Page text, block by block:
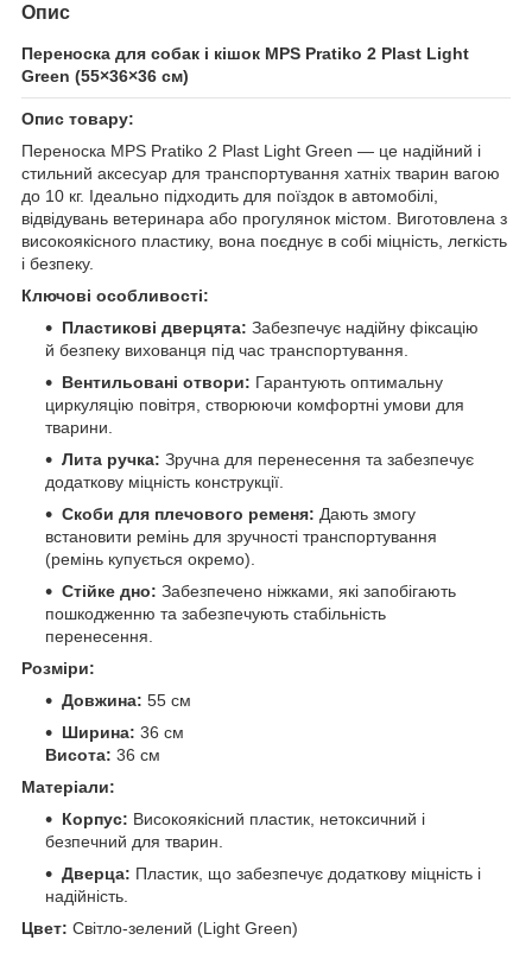
Опис
Переноска для собак і кішок MPS Pratiko 2 Plast Light
Green (55×36×36 см)
Опис товару:
Переноска MPS Pratiko 2 Plast Light Green — це надійний і
стильний аксесуар для транспортування хатніх тварин вагою
до 10 кг. Ідеально підходить для поїздок в автомобілі,
відвідувань ветеринара або прогулянок містом. Виготовлена з
високоякісного пластику, вона поєднує в собі міцність, легкість
і безпеку.
Ключові особливості:
Пластикові дверцята: Забезпечує надійну фіксацію
й безпеку вихованця під час транспортування.
Вентильовані отвори: Гарантують оптимальну
циркуляцію повітря, створюючи комфортні умови для
тварини.
Лита ручка: Зручна для перенесення та забезпечує
додаткову міцність конструкції.
Скоби для плечового ременя: Дають змогу
встановити ремінь для зручності транспортування
(ремінь купується окремо).
Стійке дно: Забезпечено ніжками, які запобігають
пошкодженню та забезпечують стабільність
перенесення.
Розміри:
Довжина: 55 см
Ширина: 36 см
Висота: 36 см
Матеріали:
Корпус: Високоякісний пластик, нетоксичний і
безпечний для тварин.
Дверца: Пластик, що забезпечує додаткову міцність і
надійність.
Цвет: Світло-зелений (Light Green)